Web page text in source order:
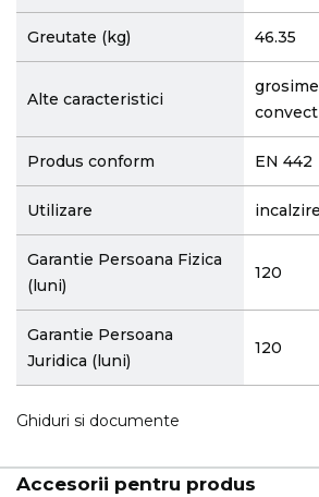
Greutate (kg) 46.35
Alte caracteristici
Produs conform EN 442
Utilizare
Garantie Persoana Fizica
(luni)
120
Garantie Persoana
Juridica (luni)
120
Ghiduri si documente
Accesorii pentru produs